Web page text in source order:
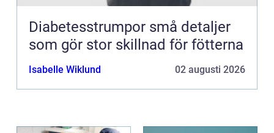
Diabetesstrumpor små detaljer
som gör stor skillnad för fötterna
Isabelle Wiklund 02 augusti 2026